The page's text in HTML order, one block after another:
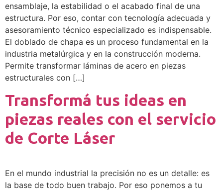
ensamblaje, la estabilidad o el acabado final de una
estructura. Por eso, contar con tecnología adecuada y
asesoramiento técnico especializado es indispensable.
El doblado de chapa es un proceso fundamental en la
industria metalúrgica y en la construcción moderna.
Permite transformar láminas de acero en piezas
estructurales con […]
Transformá tus ideas en
piezas reales con el servicio
de Corte Láser
En el mundo industrial la precisión no es un detalle: es
la base de todo buen trabajo. Por eso ponemos a tu